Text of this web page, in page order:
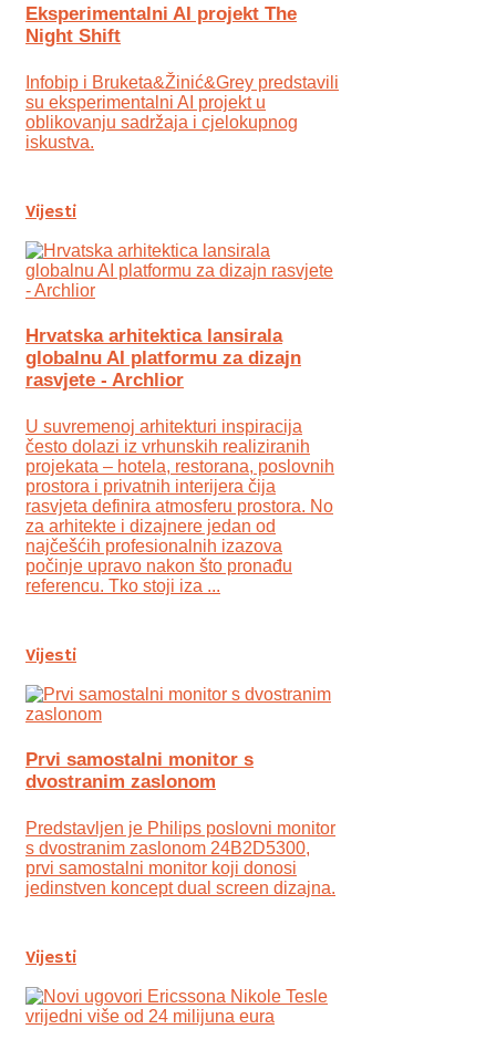
Eksperimentalni AI projekt The
Night Shift
Infobip i Bruketa&Žinić&Grey predstavili
su eksperimentalni AI projekt u
oblikovanju sadržaja i cjelokupnog
iskustva.
Vijesti
Hrvatska arhitektica lansirala
globalnu AI platformu za dizajn
rasvjete - Archlior
U suvremenoj arhitekturi inspiracija
često dolazi iz vrhunskih realiziranih
projekata – hotela, restorana, poslovnih
prostora i privatnih interijera čija
rasvjeta definira atmosferu prostora. No
za arhitekte i dizajnere jedan od
najčešćih profesionalnih izazova
počinje upravo nakon što pronađu
referencu. Tko stoji iza ...
Vijesti
Prvi samostalni monitor s
dvostranim zaslonom
Predstavljen je Philips poslovni monitor
s dvostranim zaslonom 24B2D5300,
prvi samostalni monitor koji donosi
jedinstven koncept dual screen dizajna.
Vijesti